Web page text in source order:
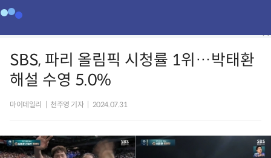
SBS, 파리 올림픽 시청률 1위…박태환
해설 수영 5.0%
마이데일리 천주영 기자 2024.07.31